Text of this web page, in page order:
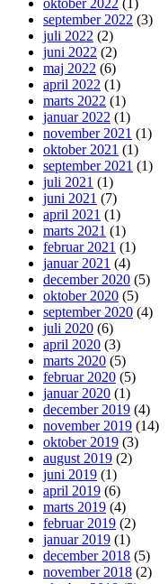
september 2022 (3)
juli 2022 (2)
juni 2022 (2)
maj 2022 (6)
april 2022 (1)
marts 2022 (1)
januar 2022 (1)
november 2021 (1)
oktober 2021 (1)
september 2021 (1)
juli 2021 (1)
juni 2021 (7)
april 2021 (1)
marts 2021 (1)
februar 2021 (1)
januar 2021 (4)
december 2020 (5)
oktober 2020 (5)
september 2020 (4)
juli 2020 (6)
april 2020 (3)
marts 2020 (5)
februar 2020 (5)
januar 2020 (1)
december 2019 (4)
november 2019 (14)
oktober 2019 (3)
august 2019 (2)
juni 2019 (1)
april 2019 (6)
marts 2019 (4)
februar 2019 (2)
januar 2019 (1)
december 2018 (5)
november 2018 (2)